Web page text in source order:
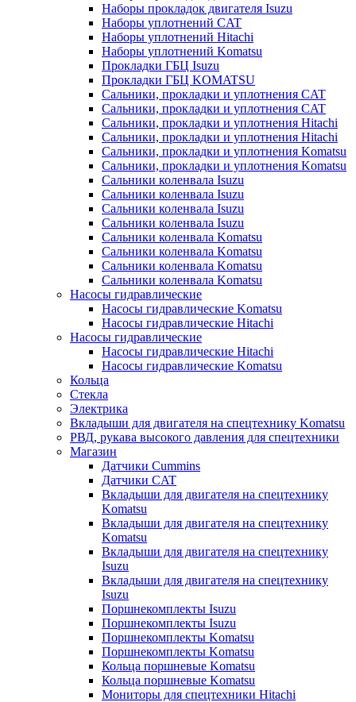
Наборы прокладок двигателя Isuzu
Наборы уплотнений CAT
Наборы уплотнений Hitachi
Наборы уплотнений Komatsu
Прокладки ГБЦ Isuzu
Прокладки ГБЦ KOMATSU
Сальники, прокладки и уплотнения CAT
Сальники, прокладки и уплотнения CAT
Сальники, прокладки и уплотнения Hitachi
Сальники, прокладки и уплотнения Hitachi
Сальники, прокладки и уплотнения Komatsu
Сальники, прокладки и уплотнения Komatsu
Сальники коленвала Isuzu
Сальники коленвала Isuzu
Сальники коленвала Isuzu
Сальники коленвала Isuzu
Сальники коленвала Komatsu
Сальники коленвала Komatsu
Сальники коленвала Komatsu
Сальники коленвала Komatsu
Насосы гидравлические
Насосы гидравлические Komatsu
Насосы гидравлические Hitachi
Насосы гидравлические
Насосы гидравлические Hitachi
Насосы гидравлические Komatsu
Кольца
Стекла
Электрика
Вкладыши для двигателя на спецтехнику Komatsu
РВД, рукава высокого давления для спецтехники
Магазин
Датчики Cummins
Датчики CAT
Вкладыши для двигателя на спецтехнику
Komatsu
Вкладыши для двигателя на спецтехнику
Komatsu
Вкладыши для двигателя на спецтехнику
Isuzu
Вкладыши для двигателя на спецтехнику
Isuzu
Поршнекомплекты Isuzu
Поршнекомплекты Isuzu
Поршнекомплекты Komatsu
Поршнекомплекты Komatsu
Кольца поршневые Komatsu
Кольца поршневые Komatsu
Мониторы для спецтехники Hitachi